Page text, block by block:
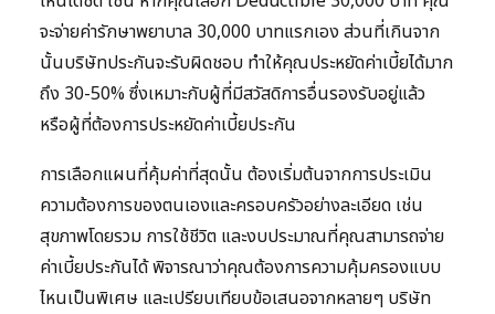
จะจ่ายค่ารักษาพยาบาล 30,000 บาทแรกเอง ส่วนที่เกินจาก
นั้นบริษัทประกันจะรับผิดชอบ ทำให้คุณประหยัดค่าเบี้ยได้มาก
ถึง 30-50% ซึ่งเหมาะกับผู้ที่มีสวัสดิการอื่นรองรับอยู่แล้ว
หรือผู้ที่ต้องการประหยัดค่าเบี้ยประกัน
การเลือกแผนที่คุ้มค่าที่สุดนั้น ต้องเริ่มต้นจากการประเมิน
ความต้องการของตนเองและครอบครัวอย่างละเอียด เช่น
สุขภาพโดยรวม การใช้ชีวิต และงบประมาณที่คุณสามารถจ่าย
ค่าเบี้ยประกันได้ พิจารณาว่าคุณต้องการความคุ้มครองแบบ
ไหนเป็นพิเศษ และเปรียบเทียบข้อเสนอจากหลายๆ บริษัท